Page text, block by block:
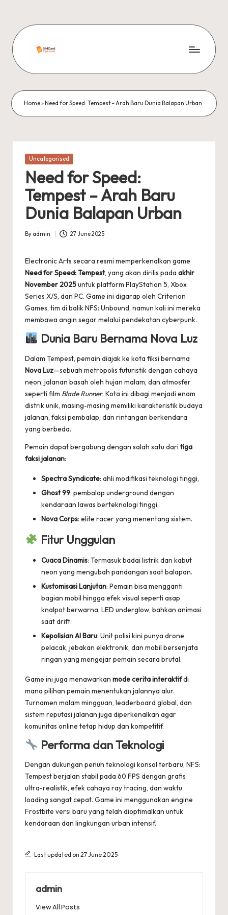
content
si
m
c
a
r
d
ti
p
s
Home» Need for Speed: Tempest – Arah Baru Dunia Balapan Urban
Posted
Uncategorised
Need for Speed:
Tempest – Arah Baru
Dunia Balapan Urban
Posted
By admin 27 June 2025
Electronic Arts secara resmi memperkenalkan game
Need for Speed: Tempest, yang akan dirilis pada akhir
November 2025untuk platform PlayStation 5, Xbox
Series X/S, dan PC. Game ini digarap oleh Criterion
Games, tim di balik NFS: Unbound, namun kali ini mereka
membawa angin segar melalui pendekatan cyberpunk.
Dunia Baru Bernama Nova Luz
Dalam Tempest, pemain diajak ke kota fiksi bernama
Nova Luz—sebuah metropolis futuristik dengan cahaya
neon, jalanan basah oleh hujan malam, dan atmosfer
seperti film Blade Runner. Kota ini dibagi menjadi enam
distrik unik, masing-masing memiliki karakteristik budaya
jalanan, faksi pembalap, dan rintangan berkendara
yang berbeda.
Pemain dapat bergabung dengan salah satu dari tiga
faksi jalanan:
Spectra Syndicate: ahli modifikasi teknologi tinggi,
Ghost 99: pembalap underground dengan
kendaraan lawas berteknologi tinggi,
Nova Corps: elite racer yang menentang sistem.
Fitur Unggulan
Cuaca Dinamis: Termasuk badai listrik dan kabut
neon yang mengubah pandangan saat balapan.
Kustomisasi Lanjutan: Pemain bisa mengganti
bagian mobil hingga efek visual seperti asap
knalpot berwarna, LED underglow, bahkan animasi
saat drift.
Kepolisian AI Baru: Unit polisi kini punya drone
pelacak, jebakan elektronik, dan mobil bersenjata
ringan yang mengejar pemain secara brutal.
Game ini juga menawarkan mode cerita interaktifdi
mana pilihan pemain menentukan jalannya alur.
Turnamen malam mingguan, leaderboard global, dan
sistem reputasi jalanan juga diperkenalkan agar
komunitas online tetap hidup dan kompetitif.
Performa dan Teknologi
Dengan dukungan penuh teknologi konsol terbaru, NFS:
Tempest berjalan stabil pada 60 FPS dengan grafis
ultra-realistik, efek cahaya ray tracing, dan waktu
loading sangat cepat. Game ini menggunakan engine
Frostbite versi baru yang telah dioptimalkan untuk
kendaraan dan lingkungan urban intensif.
Last updated on 27 June 2025
admin
View All Posts